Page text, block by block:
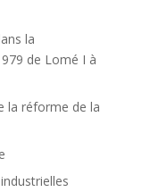
la
de Lomé I à
la réforme de la